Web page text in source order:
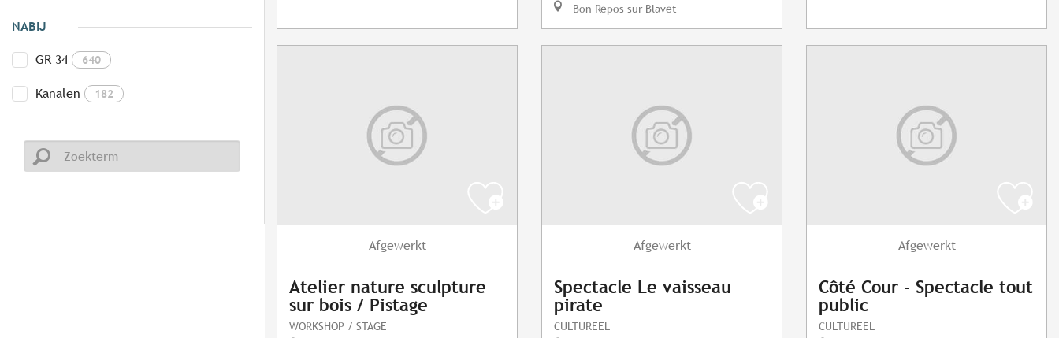
NABIJ
GR 34 640
Kanalen 182
Bon Repos sur Blavet
Afgewerkt
Atelier nature sculpture
sur bois / Pistage
WORKSHOP / STAGE
Afgewerkt
Spectacle Le vaisseau
pirate
CULTUREEL
Afgewerkt
Côté Cour - Spectacle tout
public
CULTUREEL